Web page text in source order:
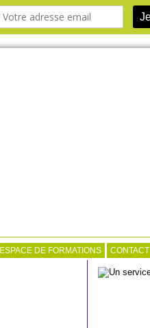
ESPACE DE FORMATIONS CONTACT